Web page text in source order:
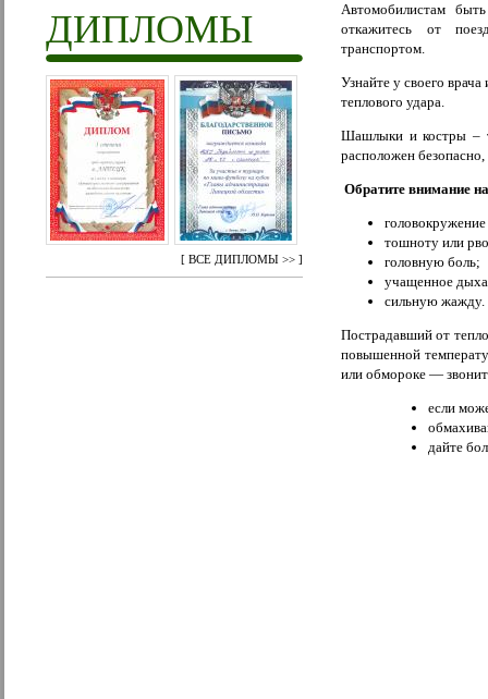
ДИПЛОМЫ
[ ВСЕ ДИПЛОМЫ >> ]
Автомобилистам
откажитесь от
транспортом.
Узнайте у своего
теплового удара.
Шашлыки и костры –
расположен безопасно,
Обратите внимание
тошноту или
головную боль;
учащенное
сильную жажду.
Пострадавший от
повышенной
или обмороке —
если
дайте